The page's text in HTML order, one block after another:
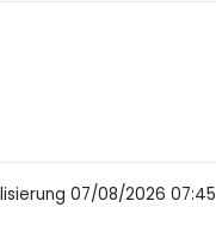
07/08/2026 07:45